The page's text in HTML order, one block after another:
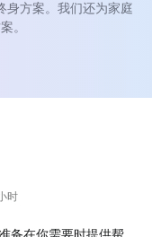
身方案。我们还为家庭
。
时